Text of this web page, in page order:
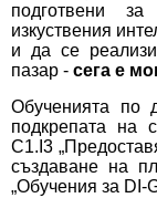
подготвени
изкуствения
и да се
пазар - сега е
Обученията по
подкрепата на
С1.I3
създаване на
„Обучения за DI-